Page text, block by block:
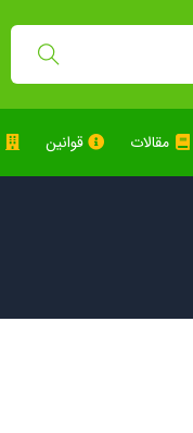
مقالات قوانین